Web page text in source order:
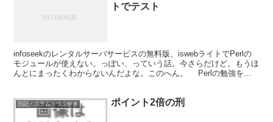
トでテスト
infoseekのレンタルサーバサービスの無料版、iswebライトでPerlの
モジュールが使えない。っぽい、っていう話。今さらだけど。もうほ
んとにまったくわからないんだよな。このへん。 Perlの勉強をロ
日記・コラム・つぶやき ポイント2倍の刑